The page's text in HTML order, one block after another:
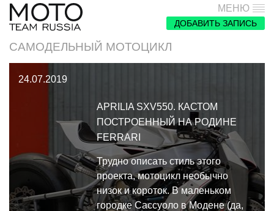
МЕНЮ
ДОБАВИТЬ ЗАПИСЬ
САМОДЕЛЬНЫЙ МОТОЦИКЛ
24.07.2019
АPRILIA SXV550. КАСТОМ
ПОСТРОЕННЫЙ НА РОДИНЕ
FERRARI
Трудно описать стиль этого
проекта, мотоцикл необычно
низок и короток. В маленьком
городке Сассуоло в Модене (да,